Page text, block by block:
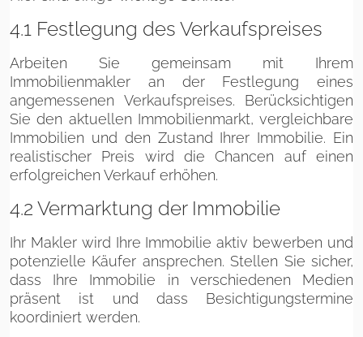
4.1 Festlegung des Verkaufspreises
Arbeiten Sie gemeinsam mit Ihrem
Immobilienmakler an der Festlegung eines
angemessenen Verkaufspreises. Berücksichtigen
Sie den aktuellen Immobilienmarkt, vergleichbare
Immobilien und den Zustand Ihrer Immobilie. Ein
realistischer Preis wird die Chancen auf einen
erfolgreichen Verkauf erhöhen.
4.2 Vermarktung der Immobilie
Ihr Makler wird Ihre Immobilie aktiv bewerben und
potenzielle Käufer ansprechen. Stellen Sie sicher,
dass Ihre Immobilie in verschiedenen Medien
präsent ist und dass Besichtigungstermine
koordiniert werden.